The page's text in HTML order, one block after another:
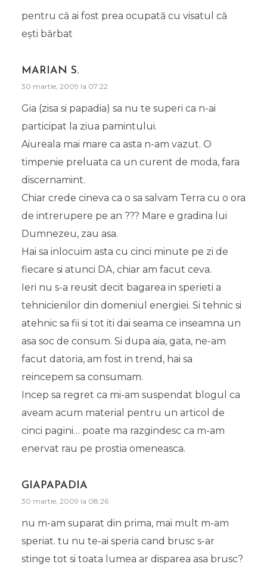
pentru că ai fost prea ocupată cu visatul că
eşti bărbat
MARIAN S.
30 martie, 2009 la 07:22
Gia (zisa si papadia) sa nu te superi ca n-ai
participat la ziua pamintului.
Aiureala mai mare ca asta n-am vazut. O
timpenie preluata ca un curent de moda, fara
discernamint.
Chiar crede cineva ca o sa salvam Terra cu o ora
de intrerupere pe an ??? Mare e gradina lui
Dumnezeu, zau asa.
Hai sa inlocuim asta cu cinci minute pe zi de
fiecare si atunci DA, chiar am facut ceva.
Ieri nu s-a reusit decit bagarea in sperieti a
tehnicienilor din domeniul energiei. Si tehnic si
atehnic sa fii si tot iti dai seama ce inseamna un
asa soc de consum. Si dupa aia, gata, ne-am
facut datoria, am fost in trend, hai sa
reincepem sa consumam.
Incep sa regret ca mi-am suspendat blogul ca
aveam acum material pentru un articol de
cinci pagini… poate ma razgindesc ca m-am
enervat rau pe prostia omeneasca.
GIAPAPADIA
30 martie, 2009 la 08:26
nu m-am suparat din prima, mai mult m-am
speriat. tu nu te-ai speria cand brusc s-ar
stinge tot si toata lumea ar disparea asa brusc?